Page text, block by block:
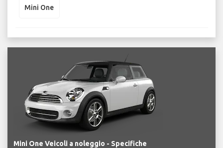
Mini One
Mini One Veicoli a noleggio - Specifiche